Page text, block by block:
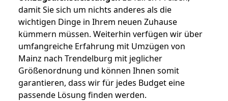
damit Sie sich um nichts anderes als die
wichtigen Dinge in Ihrem neuen Zuhause
kümmern müssen. Weiterhin verfügen wir über
umfangreiche Erfahrung mit Umzügen von
Mainz nach Trendelburg mit jeglicher
Größenordnung und können Ihnen somit
garantieren, dass wir für jedes Budget eine
passende Lösung finden werden.